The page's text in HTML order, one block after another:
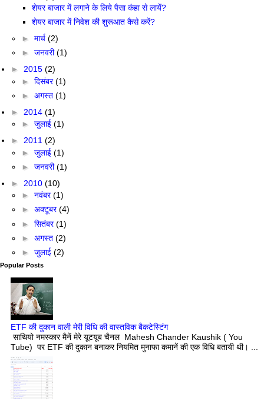
शेयर बाजार में लगाने के लिये पैसा कंहा से लायें?
शेयर बाजार में निवेश की शुरूआत कैसे करें?
► मार्च (2)
► जनवरी(1)
► 2015 (2)
► दिसंबर(1)
► अगस्त (1)
► 2014 (1)
► जुलाई (1)
► 2011 (2)
► जुलाई (1)
► जनवरी(1)
► 2010 (10)
► नवंबर(1)
► अक्टूबर(4)
► सितंबर(1)
► अगस्त (2)
► जुलाई (2)
Popular Posts
ETF की दुकान वाली मेरी विधि की वास्तविक बैकटेस्टिंग
साथियो नमस्कार मैनें मेरे यूटयूब चैनल Mahesh Chander Kaushik ( You
Tube) पर ETF की दुकान बनाकर नियमित मुनाफा कमानें की एक विधि बतायी थी। ...